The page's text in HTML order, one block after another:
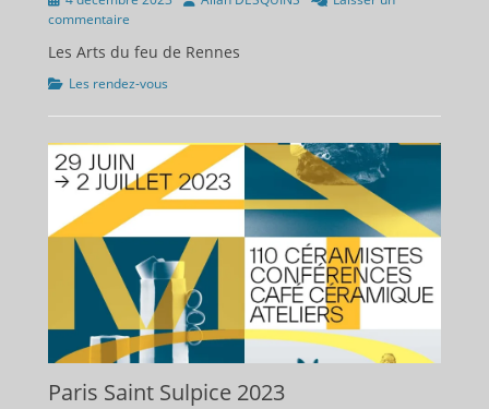
sur
commentaire
Les Arts du feu de Rennes
Catégories
Les rendez-vous
Paris Saint Sulpice 2023